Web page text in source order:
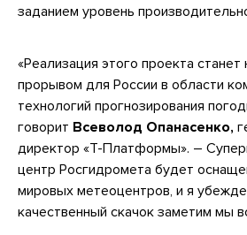
заданием уровень
«Реализация этого проекта
прорывом для России в области
технологий прогнозирования
говорит Всеволод Опанасенко,
директор «Т-Платформы». –
центр Росгидромета будет
мировых метеоцентров, и я
качественный скачок заметим мы